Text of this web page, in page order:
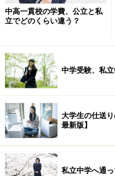
大妻中野（アドバンス
の1年次の授業料で、2
清風（3回あるプレミ
ない限り中高6年間の授
東京農業大第一（入学
授業料相当額を支給）
広尾学園（入学試験の
免除で、2年次以降は改
プール学院（成績優秀
または半額が免除）
中高一貫校の学費、公立と私
立でどのくらい違う？
中学受験、私
大学生の仕送
最新版】
私立中学へ通